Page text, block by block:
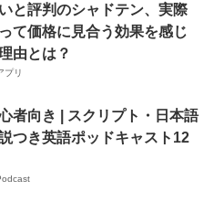
と評判のシャドテン、実際
て価格に見合う効果を感じ
由とは？
プリ
者向き | スクリプト・日本語
つき英語ポッドキャスト12